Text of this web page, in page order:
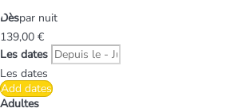
Dèspar nuit
139,00 €
Les dates
Les dates
Add dates
Adultes